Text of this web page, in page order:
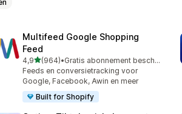
Multifeed Google Shopping
Feed
4,9van 5 sterren
(964)
964 recensies in totaal
•
Gratis abonnement beschikbaar
Feeds en conversietracking voor
Google, Facebook, Awin en meer
Built for Shopify